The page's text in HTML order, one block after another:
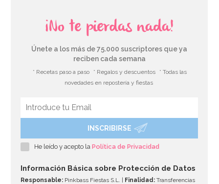
AÑADIR
¡No te pierdas nada!
Únete a los más de 75.000 suscriptores que ya
reciben cada semana
* Recetas paso a paso * Regalos y descuentos
* Todas las
novedades en repostería y fiestas
INSCRIBIRSE
He leído y acepto laPolítica de Privacidad
Información Básica sobre Protección de Datos
Responsable: Pinkbass Fiestas S.L. | Finalidad: Transferencias